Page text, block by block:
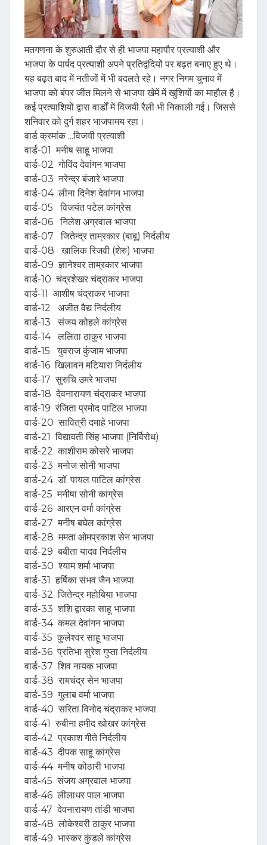
मतगणना के शुरुआती दौर से ही भाजपा महापौर प्रत्याशी और
भाजपा के पार्षद प्रत्याशी अपने प्रतिद्वंदियों पर बढ़त बनाए हुए थे।
यह बढ़त बाद में नतीजों में भी बदलते रहे। नगर निगम चुनाव में
भाजपा को बंपर जीत मिलने से भाजपा खेमें में खुशियों का माहौल है।
कई प्रत्याशियों द्वारा वार्डों में विजयी रैली भी निकाली गई। जिससे
शनिवार को दुर्ग शहर भाजपामय रहा।
वार्ड क्रमांक ...विजयी प्रत्याशी
वार्ड-01 मनीष साहू भाजपा
वार्ड-02 गोविंद देवांगन भाजपा
वार्ड-03 नरेन्द्र बंजारे भाजपा
वार्ड-04 लीना दिनेश देवांगन भाजपा
वार्ड-05 विजयंत पटेल कांग्रेस
वार्ड-06 निलेश अग्रवाल भाजपा
वार्ड-07 जितेन्द्र ताम्रकार (बाबू) निर्दलीय
वार्ड-08 खालिक रिजवी (शेरु) भाजपा
वार्ड-09 ज्ञानेश्वर ताम्रकार भाजपा
वार्ड-10 चंद्रशेखर चंद्राकर भाजपा
वार्ड-11 आशीष चंद्राकर भाजपा
वार्ड-12 अजीत वैद्य निर्दलीय
वार्ड-13 संजय कोहले कांग्रेस
वार्ड-14 ललिता ठाकुर भाजपा
वार्ड-15 युवराज कुंजाम भाजपा
वार्ड-16 खिलावन मटियारा निर्दलीय
वार्ड-17 सुरुचि उमरे भाजपा
वार्ड-18 देवनारायण चंद्राकर भाजपा
वार्ड-19 रंजिता प्रमोद पाटिल भाजपा
वार्ड-20 सावित्री दमाहे भाजपा
वार्ड-21 विद्यावती सिंह भाजपा (निर्विरोध)
वार्ड-22 काशीराम कोसरे भाजपा
वार्ड-23 मनोज सोनी भाजपा
वार्ड-24 डॉ. पायल पाटिल कांग्रेस
वार्ड-25 मनीषा सोनी कांग्रेस
वार्ड-26 आरएन वर्मा कांग्रेस
वार्ड-27 मनीष बघेल कांग्रेस
वार्ड-28 ममता ओमप्रकाश सेन भाजपा
वार्ड-29 बबीता यादव निर्दलीय
वार्ड-30 श्याम शर्मा भाजपा
वार्ड-31 हर्षिका संभव जैन भाजपा
वार्ड-32 जितेन्द्र महोबिया भाजपा
वार्ड-33 शशि द्वारका साहू भाजपा
वार्ड-34 कमल देवांगन भाजपा
वार्ड-35 कुलेश्वर साहू भाजपा
वार्ड-36 प्रतिभा सुरेश गुप्ता निर्दलीय
वार्ड-37 शिव नायक भाजपा
वार्ड-38 रामचंद्र सेन भाजपा
वार्ड-39 गुलाब वर्मा भाजपा
वार्ड-40 सरिता विनोद चंद्राकर भाजपा
वार्ड-41 रुबीना हमीद खोखर कांग्रेस
वार्ड-42 प्रकाश गीते निर्दलीय
वार्ड-43 दीपक साहू कांग्रेस
वार्ड-44 मनीष कोठारी भाजपा
वार्ड-45 संजय अग्रवाल भाजपा
वार्ड-46 लीलाधर पाल भाजपा
वार्ड-47 देवनारायण तांडी भाजपा
वार्ड-48 लोकेश्वरी ठाकुर भाजपा
वार्ड-49 भास्कर कुंडले कांग्रेस